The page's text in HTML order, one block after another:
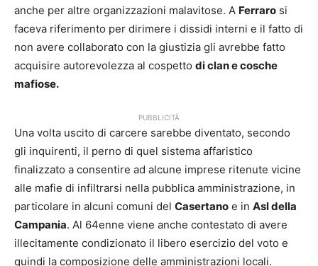
anche per altre organizzazioni malavitose. A Ferraro si
faceva riferimento per dirimere i dissidi interni e il fatto di
non avere collaborato con la giustizia gli avrebbe fatto
acquisire autorevolezza al cospetto di clan e cosche
mafiose.
PUBBLICITÀ
Una volta uscito di carcere sarebbe diventato, secondo
gli inquirenti, il perno di quel sistema affaristico
finalizzato a consentire ad alcune imprese ritenute vicine
alle mafie di infiltrarsi nella pubblica amministrazione, in
particolare in alcuni comuni del Casertano e in Asl della
Campania. Al 64enne viene anche contestato di avere
illecitamente condizionato il libero esercizio del voto e
quindi la composizione delle amministrazioni locali.